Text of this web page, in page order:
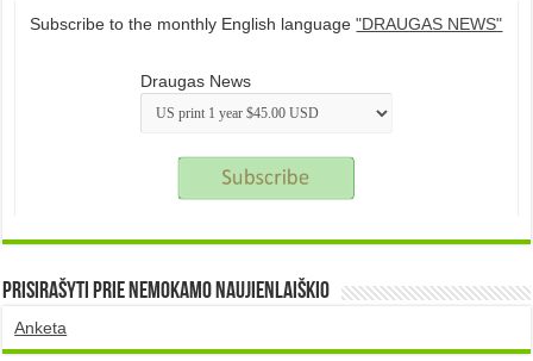
Subscribe to the monthly English language"DRAUGAS NEWS"
Draugas News
Prisirašyti prie nemokamo naujienlaiškio
Anketa